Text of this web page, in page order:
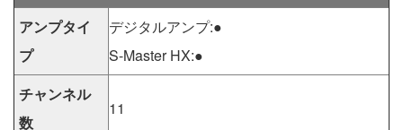
アンプタイ
プ
デジタルアンプ:●
S-Master HX:●
チャンネル
数
11